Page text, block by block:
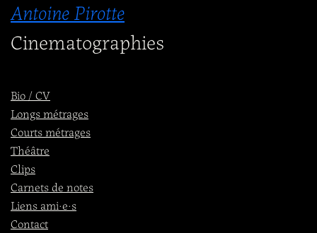
Antoine Pirotte
Cinematographies
Bio / CV
Longs métrages
Courts métrages
Théâtre
Clips
Carnets de notes
Liens ami·e·s
Contact